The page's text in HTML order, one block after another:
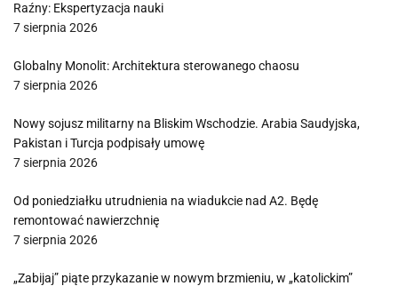
Raźny: Ekspertyzacja nauki
7 sierpnia 2026
Globalny Monolit: Architektura sterowanego chaosu
7 sierpnia 2026
Nowy sojusz militarny na Bliskim Wschodzie. Arabia Saudyjska,
Pakistan i Turcja podpisały umowę
7 sierpnia 2026
Od poniedziałku utrudnienia na wiadukcie nad A2. Będę
remontować nawierzchnię
7 sierpnia 2026
„Zabijaj” piąte przykazanie w nowym brzmieniu, w „katolickim”